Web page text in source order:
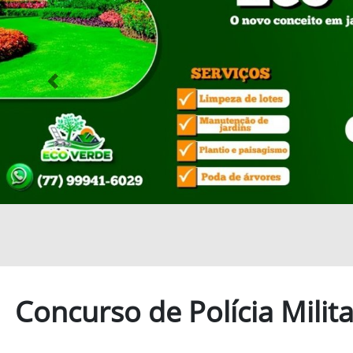
Previous
Concurso de Polícia